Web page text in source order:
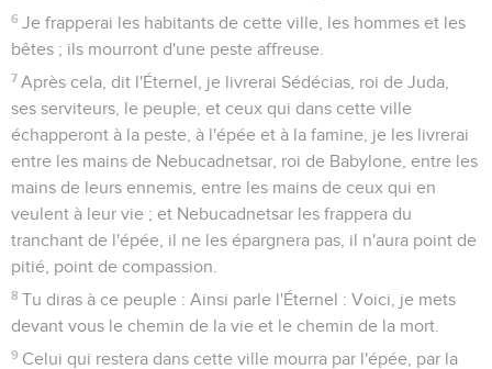
6 Je frapperai les habitants de cette ville, les hommes et les
bêtes ; ils mourront d'une peste affreuse.
7 Après cela, dit l'Éternel, je livrerai Sédécias, roi de Juda,
ses serviteurs, le peuple, et ceux qui dans cette ville
échapperont à la peste, à l'épée et à la famine, je les livrerai
entre les mains de Nebucadnetsar, roi de Babylone, entre les
mains de leurs ennemis, entre les mains de ceux qui en
veulent à leur vie ; et Nebucadnetsar les frappera du
tranchant de l'épée, il ne les épargnera pas, il n'aura point de
pitié, point de compassion.
8 Tu diras à ce peuple : Ainsi parle l'Éternel : Voici, je mets
devant vous le chemin de la vie et le chemin de la mort.
9 Celui qui restera dans cette ville mourra par l'épée, par la